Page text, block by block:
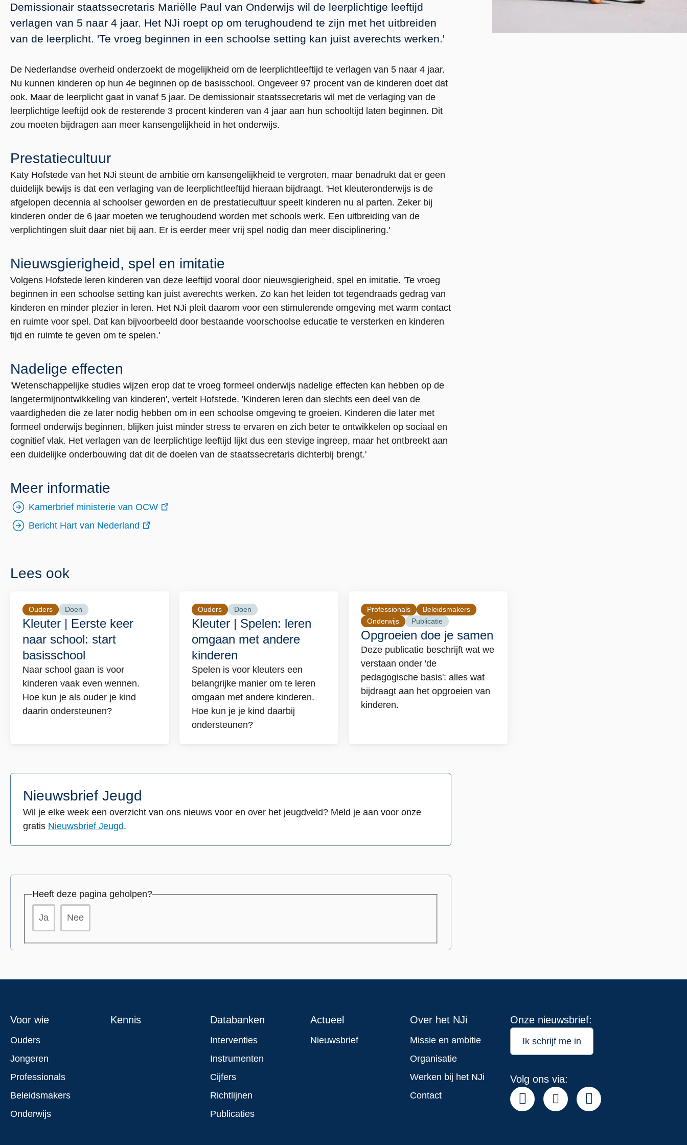
Demissionair staatssecretaris Mariëlle Paul van Onderwijs wil de leerplichtige leeftijd
verlagen van 5 naar 4 jaar. Het NJi roept op om terughoudend te zijn met het uitbreiden
van de leerplicht. 'Te vroeg beginnen in een schoolse setting kan juist averechts werken.'
De Nederlandse overheid onderzoekt de mogelijkheid om de leerplichtleeftijd te verlagen van 5 naar 4 jaar.
Nu kunnen kinderen op hun 4e beginnen op de basisschool. Ongeveer 97 procent van de kinderen doet dat
ook. Maar de leerplicht gaat in vanaf 5 jaar. De demissionair staatssecretaris wil met de verlaging van de
leerplichtige leeftijd ook de resterende 3 procent kinderen van 4 jaar aan hun schooltijd laten beginnen. Dit
zou moeten bijdragen aan meer kansengelijkheid in het onderwijs.
Prestatiecultuur
Katy Hofstede van het NJi steunt de ambitie om kansengelijkheid te vergroten, maar benadrukt dat er geen
duidelijk bewijs is dat een verlaging van de leerplichtleeftijd hieraan bijdraagt. 'Het kleuteronderwijs is de
afgelopen decennia al schoolser geworden en de prestatiecultuur speelt kinderen nu al parten. Zeker bij
kinderen onder de 6 jaar moeten we terughoudend worden met schools werk. Een uitbreiding van de
verplichtingen sluit daar niet bij aan. Er is eerder meer vrij spel nodig dan meer disciplinering.'
Nieuwsgierigheid, spel en imitatie
Volgens Hofstede leren kinderen van deze leeftijd vooral door nieuwsgierigheid, spel en imitatie. 'Te vroeg
beginnen in een schoolse setting kan juist averechts werken. Zo kan het leiden tot tegendraads gedrag van
kinderen en minder plezier in leren. Het NJi pleit daarom voor een stimulerende omgeving met warm contact
en ruimte voor spel. Dat kan bijvoorbeeld door bestaande voorschoolse educatie te versterken en kinderen
tijd en ruimte te geven om te spelen.'
Nadelige effecten
'Wetenschappelijke studies wijzen erop dat te vroeg formeel onderwijs nadelige effecten kan hebben op de
langetermijnontwikkeling van kinderen', vertelt Hofstede. 'Kinderen leren dan slechts een deel van de
vaardigheden die ze later nodig hebben om in een schoolse omgeving te groeien. Kinderen die later met
formeel onderwijs beginnen, blijken juist minder stress te ervaren en zich beter te ontwikkelen op sociaal en
cognitief vlak. Het verlagen van de leerplichtige leeftijd lijkt dus een stevige ingreep, maar het ontbreekt aan
een duidelijke onderbouwing dat dit de doelen van de staatssecretaris dichterbij brengt.'
Meer informatie
Kamerbrief ministerie van OCW
externe
Bericht Hart van Nederland
Lees ook
Kleuter | Eerste keer
naar school: start
basisschool
Ouders Doen
Naar school gaan is voor
kinderen vaak even wennen.
Hoe kun je als ouder je kind
daarin ondersteunen?
Lees
meer
over
Kleuter
|
Eerste
keer
naar
Kleuter | Spelen: leren
omgaan met andere
kinderen
Ouders Doen
Spelen is voor kleuters een
belangrijke manier om te leren
omgaan met andere kinderen.
Hoe kun je je kind daarbij
ondersteunen?
Lees
meer
over
Kleuter
|
Spelen:
leren
omgaan
met
Opgroeien doe je samen
Publicatie
Professionals
Beleidsmakers
Onderwijs
Deze publicatie beschrijft wat we
verstaan onder 'de
pedagogische basis': alles wat
bijdraagt aan het opgroeien van
kinderen.
Nieuwsbrief Jeugd
Wil je elke week een overzicht van ons nieuws voor en over het jeugdveld? Meld je aan voor onze
gratis Nieuwsbrief Jeugd.
Heeft deze pagina geholpen?
Ja Nee
Footer
menu
Voor wie
Ouders
Jongeren
Professionals
Beleidsmakers
Onderwijs
Kennis Databanken
Interventies
Instrumenten
Cijfers
Richtlijnen
Publicaties
Actueel
Nieuwsbrief
Over het NJi
Missie en ambitie
Organisatie
Werken bij het NJi
Contact
Onze nieuwsbrief:
Ik schrijf me in
Volg ons via: